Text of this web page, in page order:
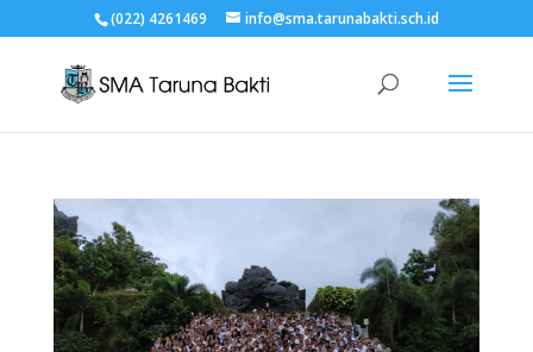
(022) 4261469 info@sma.tarunabakti.sch.id